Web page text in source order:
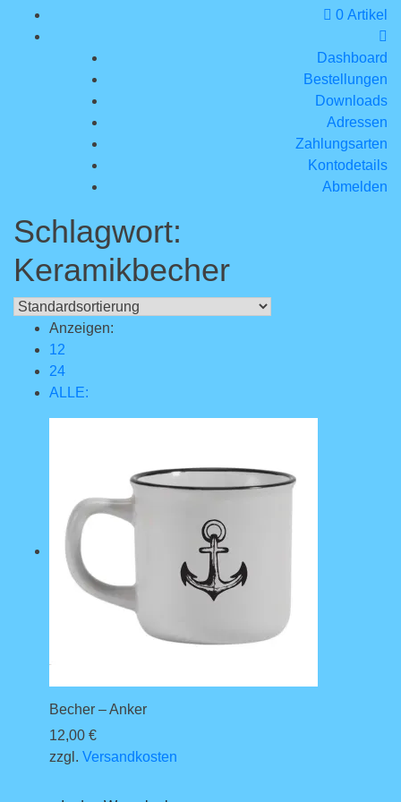
0 Artikel
Dashboard
Bestellungen
Downloads
Adressen
Zahlungsarten
Kontodetails
Abmelden
Schlagwort:
Keramikbecher
Anzeigen:
12
24
ALLE:
Becher – Anker
12,00 €
zzgl. Versandkosten